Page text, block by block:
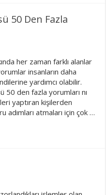
50 Den Fazla
her zaman farklı alanlar
insanların daha
yardımcı olabilir.
den fazla yorumları nı
yaptıran kişilerden
adımları atmaları için çok …